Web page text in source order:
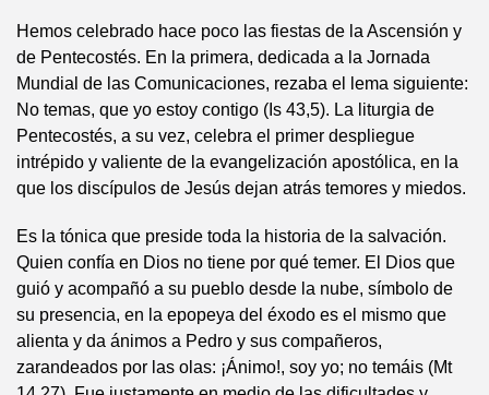
Hemos celebrado hace poco las fiestas de la Ascensión y
de Pentecostés. En la primera, dedicada a la Jornada
Mundial de las Comunicaciones, rezaba el lema siguiente:
No temas, que yo estoy contigo (Is 43,5). La liturgia de
Pentecostés, a su vez, celebra el primer despliegue
intrépido y valiente de la evangelización apostólica, en la
que los discípulos de Jesús dejan atrás temores y miedos.
Es la tónica que preside toda la historia de la salvación.
Quien confía en Dios no tiene por qué temer. El Dios que
guió y acompañó a su pueblo desde la nube, símbolo de
su presencia, en la epopeya del éxodo es el mismo que
alienta y da ánimos a Pedro y sus compañeros,
zarandeados por las olas: ¡Ánimo!, soy yo; no temáis (Mt